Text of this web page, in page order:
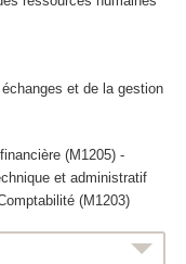
et de la gestion
(M1205) -
et administratif
(M1203)